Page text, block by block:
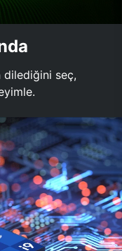
dilediğini seç,